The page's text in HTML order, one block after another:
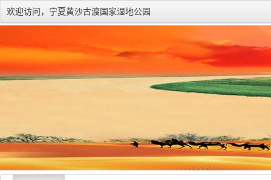
欢迎访问，宁夏黄沙古渡国家湿地公园